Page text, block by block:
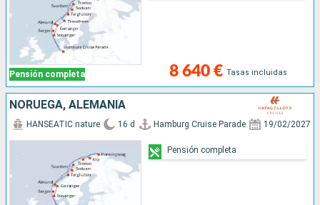
Pensión completa 8 640 € Tasas incluidas
NORUEGA, ALEMANIA
HANSEATIC nature 16 d Hamburg Cruise Parade 19/02/2027
Pensión completa